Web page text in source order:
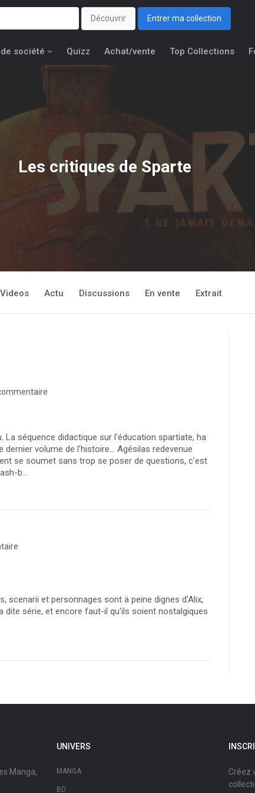
Découvrir Entrer ma collection
société Quizz Achat/vente Top Collections
Les critiques de Sparte
Videos Actu Discussions En vente Extrait
séquence didactique sur l'éducation spartiate, ha
volume de l'histoire... Agésilas redevenue
se soumet sans trop se poser de questions, c'est
b...
scenarii et personnages sont ä peine dignes d'Alix,
dite série, et encore faut-il qu'ils soient nostalgiques
Manga,
UNIVERS
MANGA
BD
Créez